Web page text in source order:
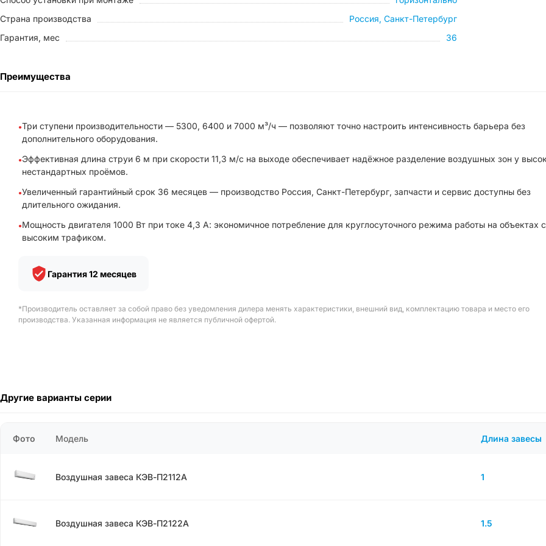
Страна производства
Россия, Санкт-Петербург
Гарантия, мес
36
Преимущества
Три ступени производительности — 5300, 6400 и 7000 м³/ч — позволяют точно настроить интенсивность барьера без
дополнительного оборудования.
Эффективная длина струи 6 м при скорости 11,3 м/с на выходе обеспечивает надёжное разделение воздушных зон у
нестандартных проёмов.
Увеличенный гарантийный срок 36 месяцев — производство Россия, Санкт-Петербург, запчасти и сервис доступны без
длительного ожидания.
Мощность двигателя 1000 Вт при токе 4,3 А: экономичное потребление для круглосуточного режима работы на объектах с
высоким трафиком.
Гарантия 12 месяцев
*Производитель оставляет за собой право без уведомления дилера менять характеристики, внешний вид, комплектацию товара и место его
производства. Указанная информация не является публичной офертой.
Другие варианты серии
Фото Модель Длина завесы
Воздушная завеса КЭВ-П2112А 1
Воздушная завеса КЭВ-П2122А 1.5